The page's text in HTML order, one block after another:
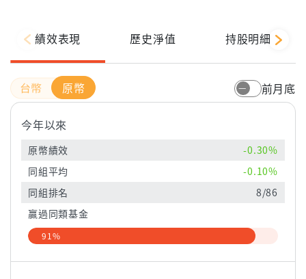
績效表現 歷史淨值 持股明細
原幣 前月底
今年以來
原幣績效
-0.30%
同組平均
-0.10%
同組排名
8/86
贏過同類基金
91%